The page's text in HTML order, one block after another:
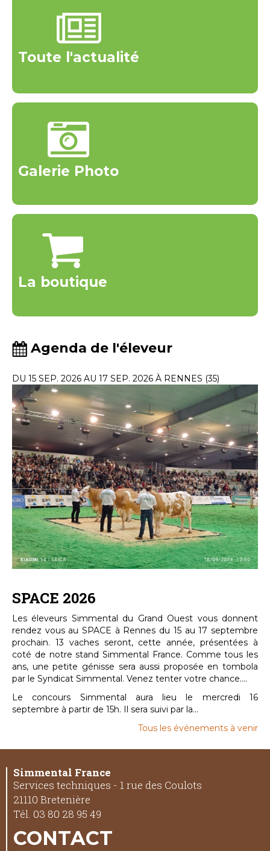
Toute l'actualité
Galerie Photo
La boutique
Agenda de l'éleveur
DU 15 SEP. 2026 AU 17 SEP. 2026 À RENNES (35)
SPACE 2026
Les éleveurs Simmental du Grand Ouest vous donnent
rendez vous au SPACE à Rennes du 15 au 17 septembre
prochain. 13 vaches seront, cette année, présentées à
coté de notre stand Simmental France. Comme tous les
ans, une petite génisse sera aussi proposée en tombola
par le Syndicat Simmental. Venez tenter votre chance....
Le concours Simmental aura lieu le mercredi 16
septembre à partir de 15h. Il sera suivi par la...
Tous les événements à venir
Simmental France
Services techniques - 1 rue des Coulots
21110 Bretenière
Tél. 03 80 28 95 49
CONTACT